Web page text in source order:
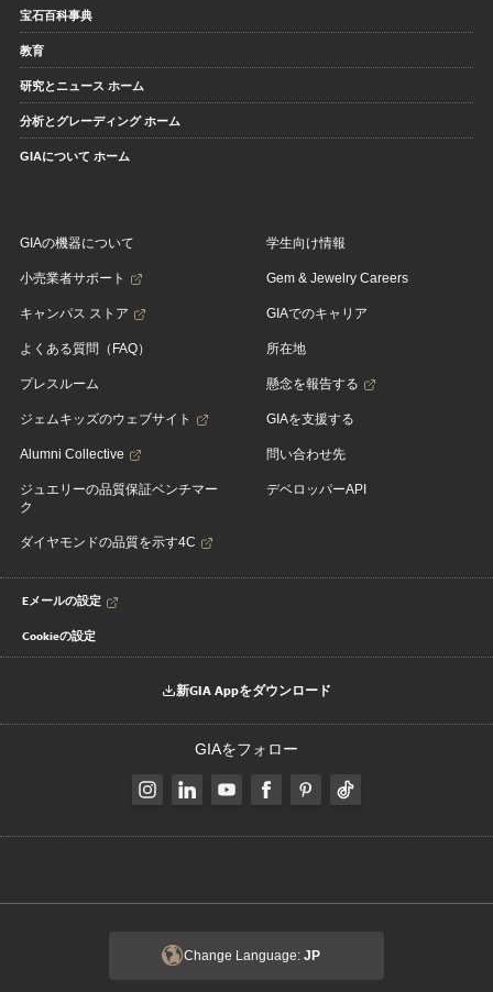
宝石百科事典
教育
研究とニュース ホーム
分析とグレーディング ホーム
GIAについて ホーム
GIAの機器について
小売業者サポート
キャンパス ストア
よくある質問（FAQ）
プレスルーム
ジェムキッズのウェブサイト
Alumni Collective
ジュエリーの品質保証ベンチマー
ク
ダイヤモンドの品質を示す4C
学生向け情報
Gem & Jewelry Careers
GIAでのキャリア
所在地
懸念を報告する
GIAを支援する
問い合わせ先
デベロッパーAPI
Eメールの設定
Cookieの設定
新GIA Appをダウンロード
GIAをフォロー
Change Language: JP